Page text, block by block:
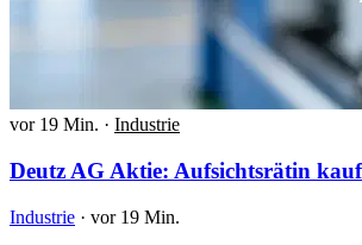
vor 19 Min. · Industrie
Deutz AG Aktie: Aufsichtsrätin
Industrie · vor 19 Min.